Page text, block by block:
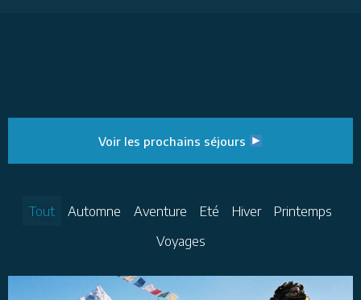
Voir les prochains séjours
Automne Aventure Eté Hiver
Printemps
Voyages
Tout